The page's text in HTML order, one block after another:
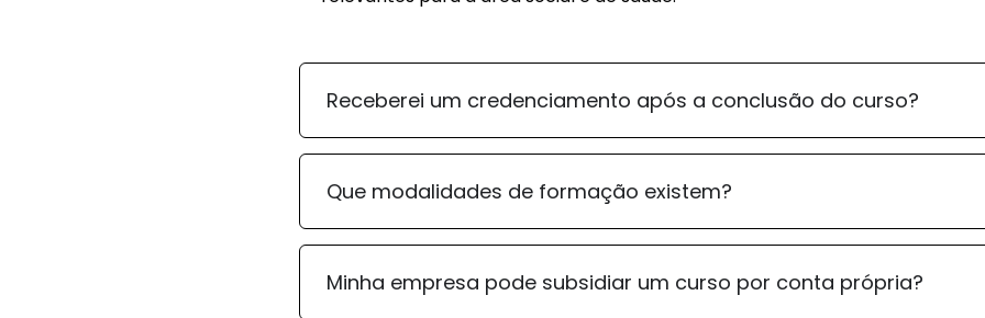
Receberei um credenciamento após a conclusão do curso?
Que modalidades de formação existem?
Minha empresa pode subsidiar um curso por conta própria?